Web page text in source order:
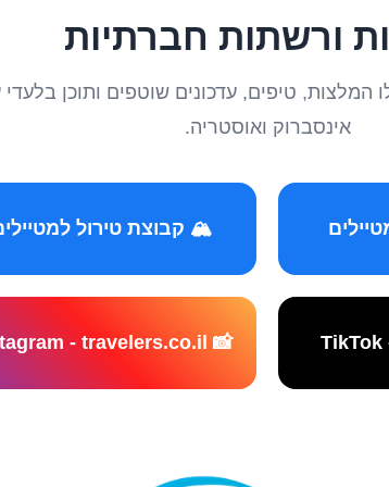
ורשתות חברתיות
טיפים, עדכונים שוטפים ותוכן בלעדי
אינסברוק ואוסטריה.
🏔️ קבוצת טירול
📸 Instagram - travelers.co.il